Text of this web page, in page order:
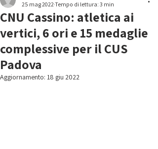
CNU Cassino: atletica ai
vertici, 6 ori e 15 medaglie
complessive per il CUS
Padova
25 mag 2022Tempo di lettura: 3 min
Aggiornamento: 18 giu 2022